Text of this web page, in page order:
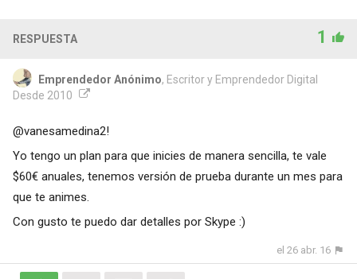
RESPUESTA 1
Emprendedor Anónimo, Escritor y Emprendedor Digital
Desde 2010
@vanesamedina2!
Yo tengo un plan para que inicies de manera sencilla, te vale
$60€ anuales, tenemos versión de prueba durante un mes para
que te animes.
Con gusto te puedo dar detalles por Skype :)
el 26 abr. 16